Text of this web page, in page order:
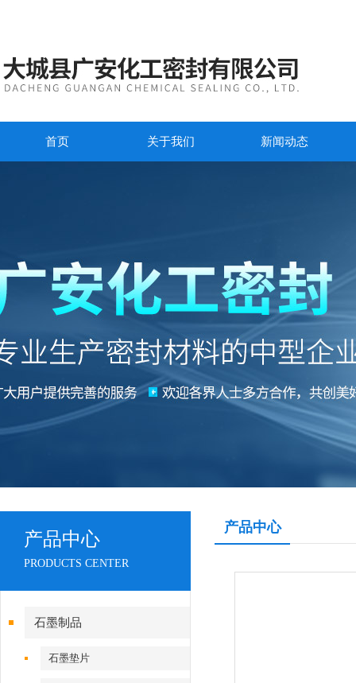
首页 关于我们 新闻动态
产品中心
PRODUCTS CENTER
石墨制品
石墨垫片
产品中心